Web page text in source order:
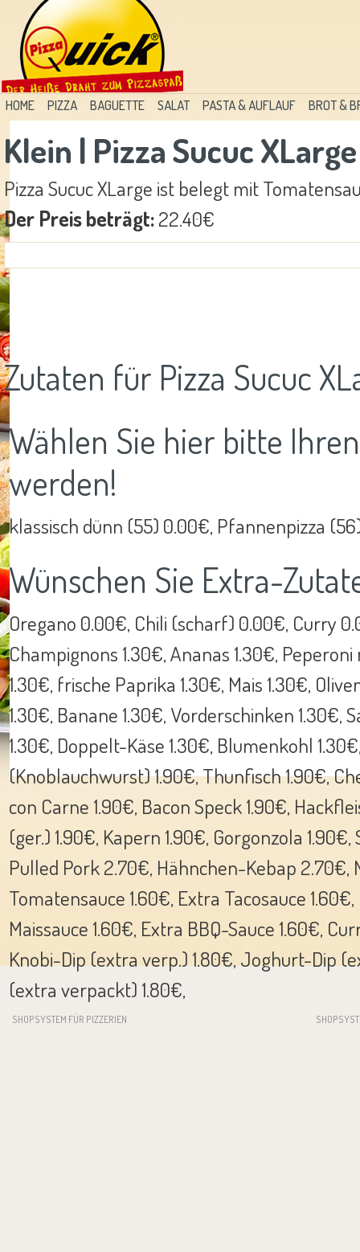
HOME PIZZA BAGUETTE SALAT PASTA & AUFLAUF BROT &
Klein | Pizza Sucuc XLarge
Pizza Sucuc XLarge ist belegt mit
Der Preis beträgt:22.40€
Zutaten für Pizza Sucuc
Wählen Sie hier bitte
werden!
klassisch dünn (55) 0.00€, Pfannenpizza
Wünschen Sie Extra-
Oregano 0.00€, Chili (scharf) 0.00€, Curry
Champignons 1.30€, Ananas 1.30€,
1.30€, frische Paprika 1.30€, Mais 1.30€,
1.30€, Banane 1.30€, Vorderschinken 1.30€,
1.30€, Doppelt-Käse 1.30€, Blumenkohl
(Knoblauchwurst) 1.90€, Thunfisch 1.90€,
con Carne 1.90€, Bacon Speck 1.90€,
(ger.) 1.90€, Kapern 1.90€, Gorgonzola
Pulled Pork 2.70€, Hähnchen-Kebap
Tomatensauce 1.60€, Extra Tacosauce
Maissauce 1.60€, Extra BBQ-Sauce 1.60€,
Knobi-Dip (extra verp.) 1.80€, Joghurt-Dip
(extra verpackt) 1.80€,
SHOPSYSTEM FÜR PIZZERIEN